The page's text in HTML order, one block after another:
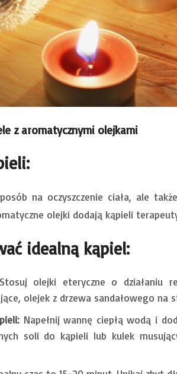
z aromatycznymi olejkami
na oczyszczenie ciała, ale
olejki dodają kąpieli
idealną kąpiel:
olejki eteryczne o działaniu
olejek z drzewa sandałowego
Napełnij wannę ciepłą wodą i
soli do kąpieli lub kulek